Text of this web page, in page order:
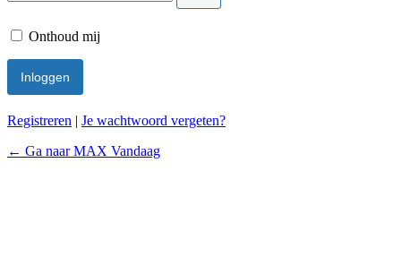
Onthoud mij
Registreren | Je wachtwoord vergeten?
← Ga naar MAX Vandaag